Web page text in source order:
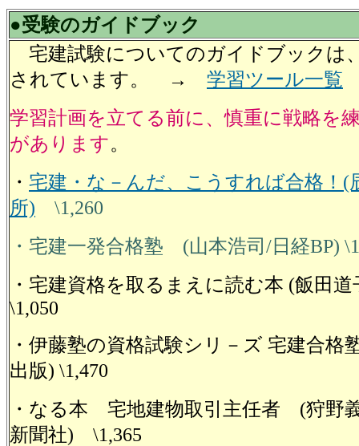
●受験のガイドブック
宅建試験についてのガイドブックは
されています。 → 学習ツール一覧
学習計画を立てる前に、慎重に戦略を
があります。
・ 宅建・な－んだ、こうすれば合格！(
所) \1,260
・宅建一発合格塾 (山本浩司/日経BP)
・宅建資格を取るまえに読む本 (飯田
\1,050
・伊藤塾の資格試験シリ－ズ 宅建合格
出版) \1,470
・なる本 宅地建物取引主任者 (狩野
新聞社) \1,365